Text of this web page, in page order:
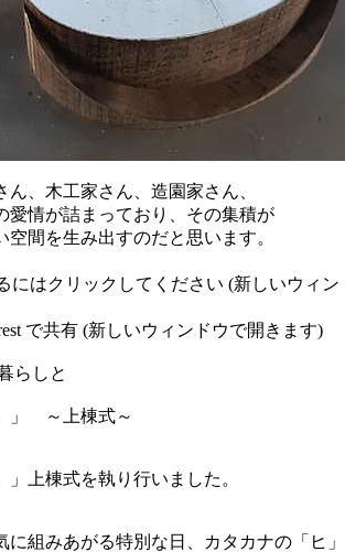
、木工家さん、造園家さん、
愛情が詰まっており、その集積が
間を生み出すのだと思います。
にはクリックしてください (新しいウィン
で共有 (新しいウィンドウで開きます)
らしと
」 ～上棟式～
」上棟式を執り行いました。
に組みあがる特別な日、カタカナの「ヒ」